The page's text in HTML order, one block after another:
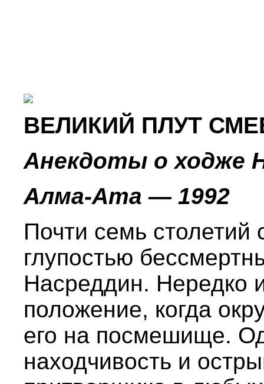
ВЕЛИКИЙ ПЛУТ
Анекдоты о ходже
Алмa-Ата — 1992
Почти семь столетий
глупостью
Насреддин. Нередко
положение, когда
его на посмешище.
находчивость и